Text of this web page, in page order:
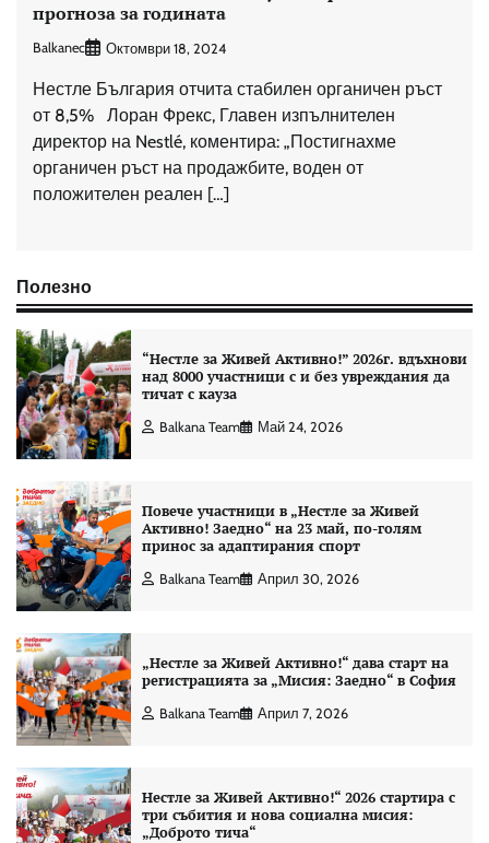
прогноза за годината
Balkanec Октомври 18, 2024
Нестле България отчита стабилен органичен ръст
от 8,5% Лоран Фрекс, Главен изпълнителен
директор на Nestlé, коментира: „Постигнахме
органичен ръст на продажбите, воден от
положителен реален […]
Полезно
“Нестле за Живей Aктивно!” 2026г. вдъхнови
над 8000 участници с и без увреждания да
тичат с кауза
Balkana Team Май 24, 2026
Повече участници в „Нестле за Живей
Активно! Заедно“ на 23 май, по-голям
принос за адаптирания спорт
Balkana Team Април 30, 2026
„Нестле за Живей Активно!“ дава старт на
регистрацията за „Мисия: Заедно“ в София
Balkana Team Април 7, 2026
Нестле за Живей Активно!“ 2026 стартира с
три събития и нова социална мисия:
„Доброто тича“